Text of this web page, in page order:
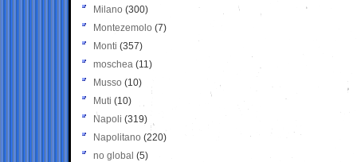
Milano (300)
Montezemolo (7)
Monti (357)
moschea (11)
Musso (10)
Muti (10)
Napoli (319)
Napolitano (220)
no global (5)